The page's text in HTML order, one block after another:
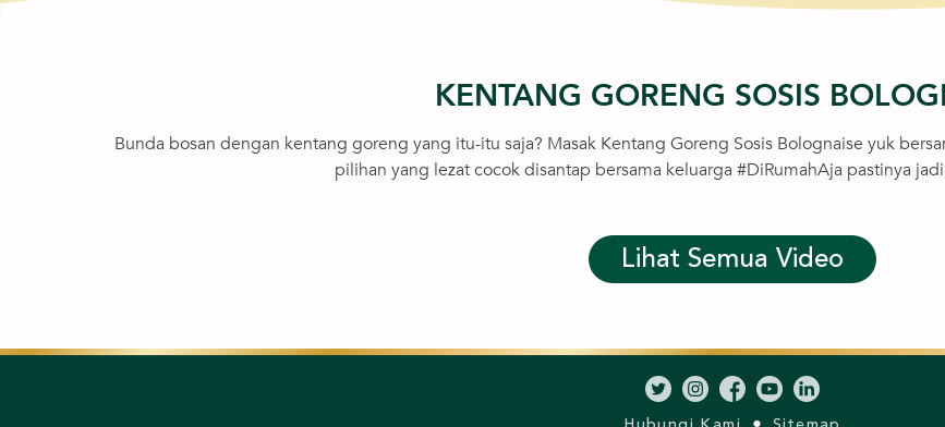
KENTANG GORENG SOSIS
Bunda bosan dengan kentang goreng yang itu-itu saja? Masak Kentang Goreng Sosis Bolognaise yuk
pilihan yang lezat cocok disantap bersama keluarga #DiRumahAja pastinya
Lihat Semua Video